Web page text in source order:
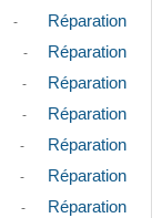
Réparation
-
Réparation
-
Réparation
-
Réparation
-
Réparation
-
Réparation
-
Réparation